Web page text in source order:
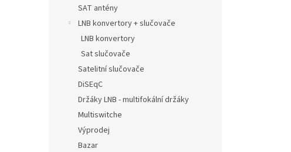
SAT antény
LNB konvertory + slučovače
LNB konvertory
Sat slučovače
Satelitní slučovače
DiSEqC
Držáky LNB - multifokální držáky
Multiswitche
Výprodej
Bazar